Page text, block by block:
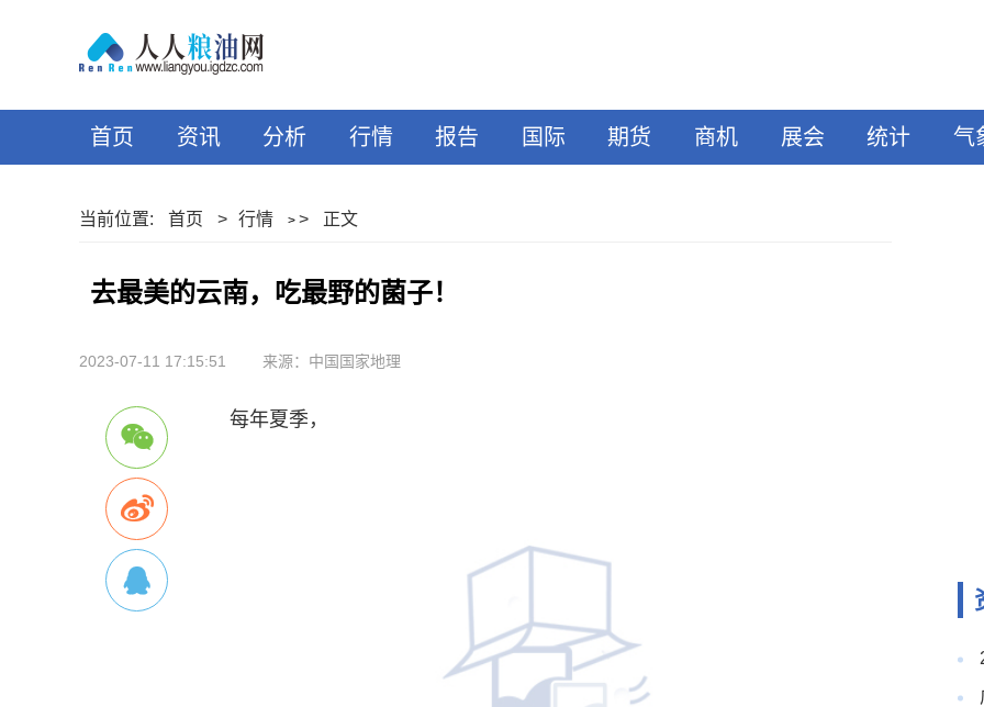
首页 资讯 分析 行情 报告 国际 期货 商机 展会 统计 气
当前位置: 首页 > 行情 > > 正文
去最美的云南，吃最野的菌子！
2023-07-11 17:15:51 来源：中国国家地理
每年夏季，